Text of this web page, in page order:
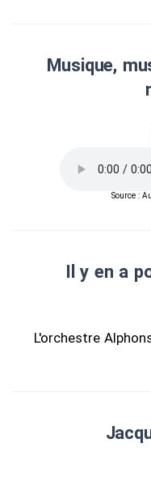
Musique,
Source :
Il y en a
L'orchestre